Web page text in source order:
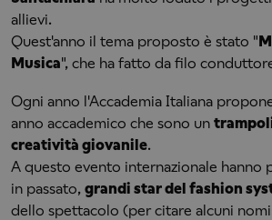
allievi.
Quest'anno il tema proposto è stato "
Musica", che ha fatto da filo
Ogni anno l'Accademia Italiana
anno accademico che sono un
creatività giovanile.
A questo evento internazionale hanno
in passato, grandi star del fashion
dello spettacolo (per citare alcuni